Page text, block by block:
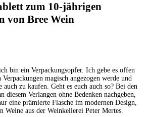
zum 10-jährigen
von Bree Wein
bin ein Verpackungsopfer. Ich gebe es offen
magisch angezogen werde und
auch zu kaufen. Geht es euch auch so? Bei den
diesem Verlangen ohne Bedenken nachgeben,
eine prämierte Flasche im modernen Design,
Weine aus der Weinkellerei Peter Mertes.